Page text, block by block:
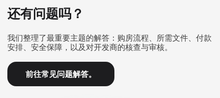
还有问题吗？
我们整理了最重要主题的解答：购房流程、所需文件、付款
安排、安全保障，以及对开发商的核查与审核。
前往常见问题解答。